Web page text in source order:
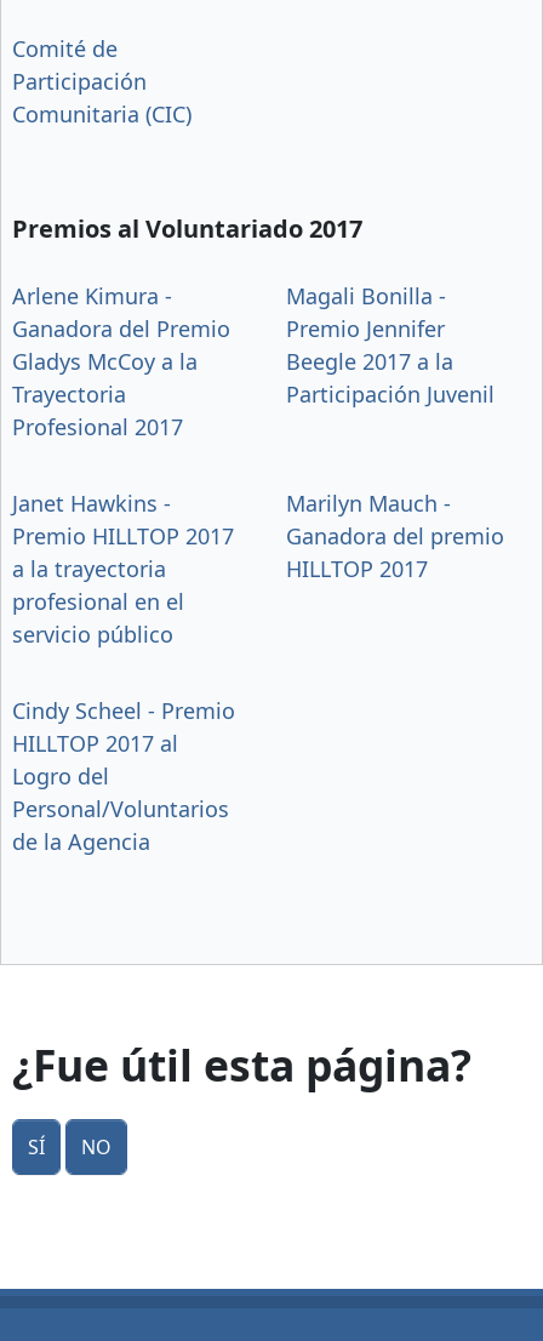
Comité de
Participación
Comunitaria (CIC)
Premios al Voluntariado 2017
Arlene Kimura -
Ganadora del Premio
Gladys McCoy a la
Trayectoria
Profesional 2017
Magali Bonilla -
Premio Jennifer
Beegle 2017 a la
Participación Juvenil
Janet Hawkins -
Premio HILLTOP 2017
a la trayectoria
profesional en el
servicio público
Marilyn Mauch -
Ganadora del premio
HILLTOP 2017
Cindy Scheel - Premio
HILLTOP 2017 al
Logro del
Personal/Voluntarios
de la Agencia
¿Fue útil esta página?
Sí No